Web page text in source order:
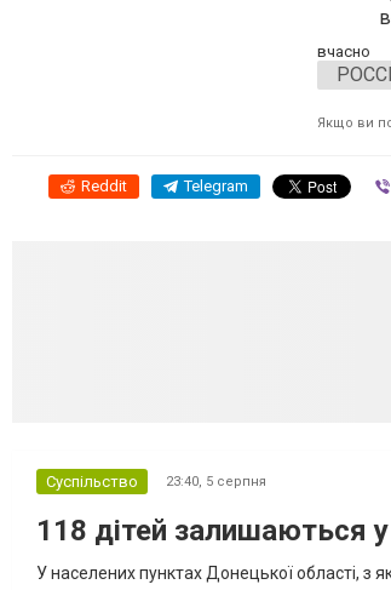
вчасно
Якщо ви
Reddit Telegram
Суспільство 23:40, 5 серпня
118 дітей залишаються у
У населених пунктах Донецької області, з